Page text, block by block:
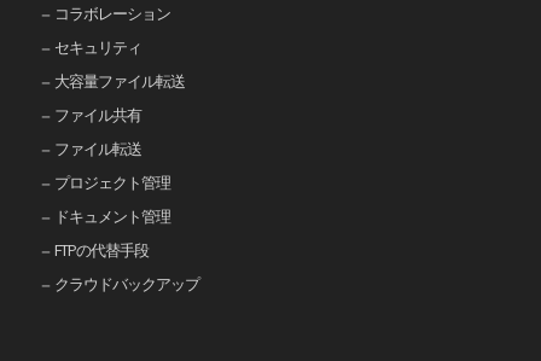
コラボレーション
セキュリティ
大容量ファイル転送
ファイル共有
ファイル転送
プロジェクト管理
ドキュメント管理
FTPの代替手段
クラウドバックアップ